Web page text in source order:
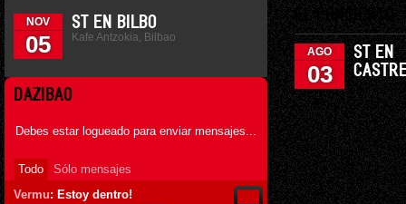
NOV
05
ST EN BILBO
Kafe Antzokia, Bilbao
DAZIBAO
Debes estar logueado para enviar mensajes...
Todo
Sólo mensajes
Vermu: Estoy dentro!
EL CONCIERTO
AGO
03
ST EN